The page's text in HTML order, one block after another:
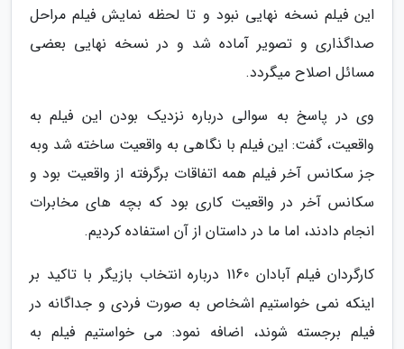
این فیلم نسخه نهایی نبود و تا لحظه نمایش فیلم مراحل
صداگذاری و تصویر آماده شد و در نسخه نهایی بعضی
مسائل اصلاح میگردد.
وی در پاسخ به سوالی درباره نزدیک بودن این فیلم به
واقعیت، گفت: این فیلم با نگاهی به واقعیت ساخته شد وبه
جز سکانس آخر فیلم همه اتفاقات برگرفته از واقعیت بود و
سکانس آخر در واقعیت کاری بود که بچه های مخابرات
انجام دادند، اما ما در داستان از آن استفاده کردیم.
کارگردان فیلم آبادان 1160 درباره انتخاب بازیگر با تاکید بر
اینکه نمی خواستیم اشخاص به صورت فردی و جداگانه در
فیلم برجسته شوند، اضافه نمود: می خواستیم فیلم به